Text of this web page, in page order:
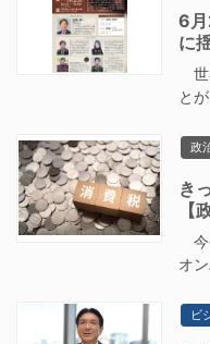
6
に
世
と
政
き
今
オ
ビ